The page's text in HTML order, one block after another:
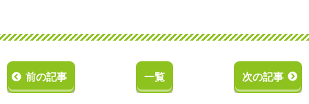
前の記事 一覧 次の記事